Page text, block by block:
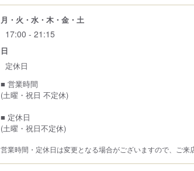
月・火・水・木・金・土
17:00 - 21:15
日
定休日
■ 営業時間
(土曜・祝日 不定休)
■ 定休日
(土曜・祝日不定休)
営業時間・定休日は変更となる場合がございますので、ご来